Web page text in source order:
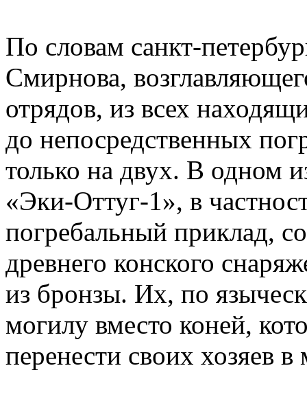
По словам санкт-
Смирнова,
отрядов, из всех
до непосредственных
только на двух. В одном
«Эки-Оттуг-1», в
погребальный приклад,
древнего конского
из бронзы. Их, по
могилу вместо коней,
перенести своих хозяев